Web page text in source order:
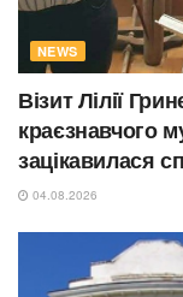
NEWS
Візит Лілії
краєзнавчого
зацікавилася
04.08.2026